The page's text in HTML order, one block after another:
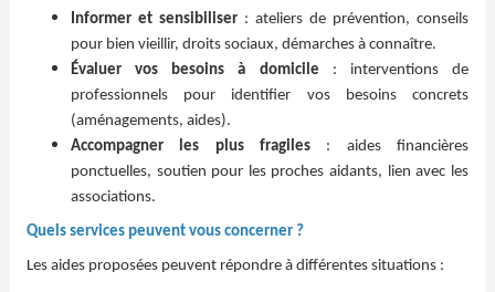
Informer et sensibiliser: ateliers de prévention, conseils
pour bien vieillir, droits sociaux, démarches à connaître.
Évaluer vos besoins à domicile : interventions de
professionnels pour identifier vos besoins concrets
(aménagements, aides).
Accompagner les plus fragiles : aides financières
ponctuelles, soutien pour les proches aidants, lien avec les
associations.
Quels services peuvent vous concerner ?
Les aides proposées peuvent répondre à différentes situations :